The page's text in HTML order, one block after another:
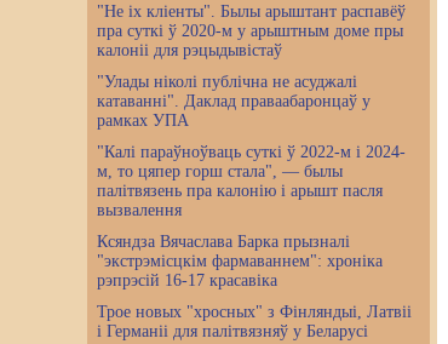
"Не іх кліенты". Былы арыштант распавёў
пра суткі ў 2020-м у арыштным доме пры
калоніі для рэцыдывістаў
"Улады ніколі публічна не асуджалі
катаванні". Даклад праваабаронцаў у
рамках УПА
"Калі параўноўваць суткі ў 2022-м і 2024-
м, то цяпер горш стала", — былы
палітвязень пра калонію і арышт пасля
вызвалення
Ксяндза Вячаслава Барка прызналі
"экстрэмісцкім фармаваннем": хроніка
рэпрэсій 16-17 красавіка
Трое новых "хросных" з Фінляндыі, Латвіі
і Германіі для палітвязняў у Беларусі